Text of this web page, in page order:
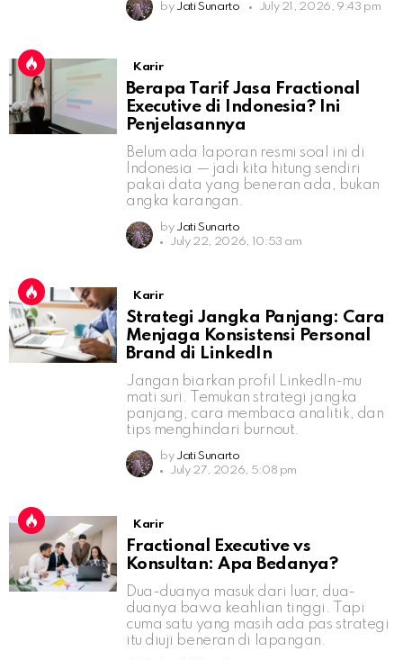
by Jati Sunarto July 21, 2026, 9:43 pm
Karir
Berapa Tarif Jasa Fractional
Executive di Indonesia? Ini
Penjelasannya
Belum ada laporan resmi soal ini di
Indonesia — jadi kita hitung sendiri
pakai data yang beneran ada, bukan
angka karangan.
by Jati Sunarto
July 22, 2026, 10:53 am
Karir
Strategi Jangka Panjang: Cara
Menjaga Konsistensi Personal
Brand di LinkedIn
Jangan biarkan profil LinkedIn-mu
mati suri. Temukan strategi jangka
panjang, cara membaca analitik, dan
tips menghindari burnout.
by Jati Sunarto
July 27, 2026, 5:08 pm
Karir
Fractional Executive vs
Konsultan: Apa Bedanya?
Dua-duanya masuk dari luar, dua-
duanya bawa keahlian tinggi. Tapi
cuma satu yang masih ada pas strategi
itu diuji beneran di lapangan.